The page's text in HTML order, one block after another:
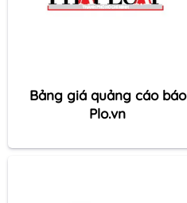
Bảng giá quảng cáo báo
Plo.vn